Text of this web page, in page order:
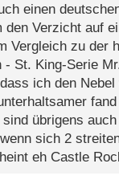
einen
den Verzicht auf
Vergleich zu der
- St. King-Serie
ich den
übrigens
sich 2
eh Castle